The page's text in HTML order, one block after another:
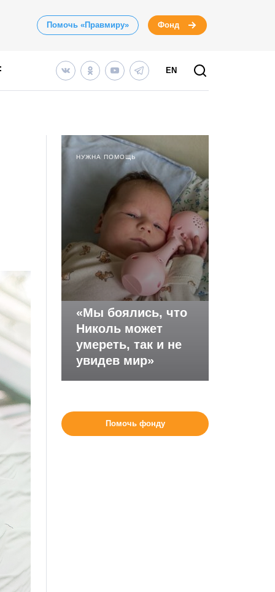
Помочь «Правмиру» Фонд
EN
НУЖНА ПОМОЩЬ
«Мы боялись, что
Николь может
умереть, так и не
увидев мир»
Помочь фонду